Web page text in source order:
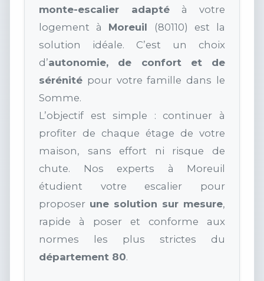
monte-escalier adapté à votre
logement à Moreuil (80110) est la
solution idéale. C’est un choix
d’autonomie, de confort et de
sérénité pour votre famille dans le
Somme.
L’objectif est simple : continuer à
profiter de chaque étage de votre
maison, sans effort ni risque de
chute. Nos experts à Moreuil
étudient votre escalier pour
proposer une solution sur mesure,
rapide à poser et conforme aux
normes les plus strictes du
département 80.